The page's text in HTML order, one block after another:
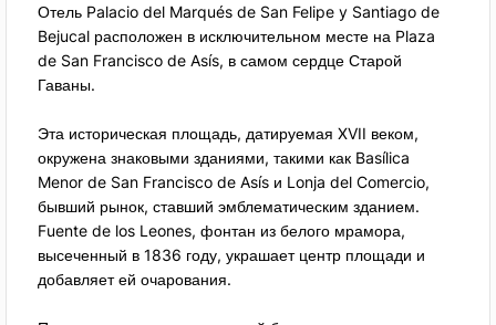
Отель Palacio del Marqués de San Felipe y Santiago de
Bejucal расположен в исключительном месте на Plaza
de San Francisco de Asís, в самом сердце Старой
Гаваны.
Эта историческая площадь, датируемая XVII веком,
окружена знаковыми зданиями, такими как Basílica
Menor de San Francisco de Asís и Lonja del Comercio,
бывший рынок, ставший эмблематическим зданием.
Fuente de los Leones, фонтан из белого мрамора,
высеченный в 1836 году, украшает центр площади и
добавляет ей очарования.